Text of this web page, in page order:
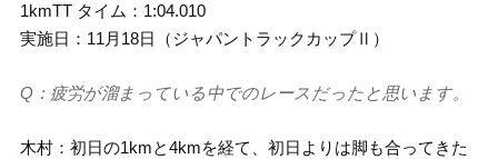
1kmTT タイム：1:04.010
実施日：11月18日（ジャパントラックカップⅡ）
Q：疲労が溜まっている中でのレースだったと思います。
木村：初日の1kmと4kmを経て、初日よりは脚も合ってきた